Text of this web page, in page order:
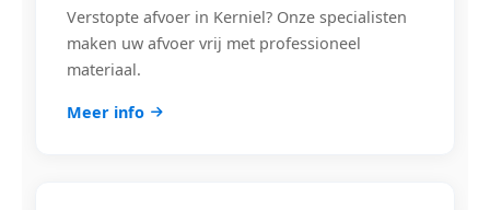
Verstopte afvoer in Kerniel? Onze specialisten
maken uw afvoer vrij met professioneel
materiaal.
Meer info